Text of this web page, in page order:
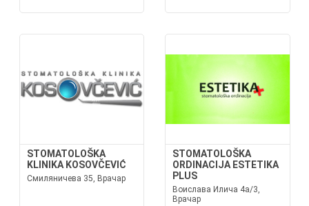
STOMATOLOŠKA
KLINIKA KOSOVČEVIĆ
Смиляничева 35, Врачар
STOMATOLOŠKA
ORDINACIJA ESTETIKA
PLUS
Воислава Илича 4а/3,
Врачар